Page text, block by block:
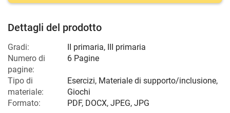
Dettagli del prodotto
Gradi: II primaria, III primaria
Numero di
pagine:
6 Pagine
Tipo di
materiale:
Esercizi, Materiale di supporto/inclusione,
Giochi
Formato:
PDF, DOCX, JPEG, JPG